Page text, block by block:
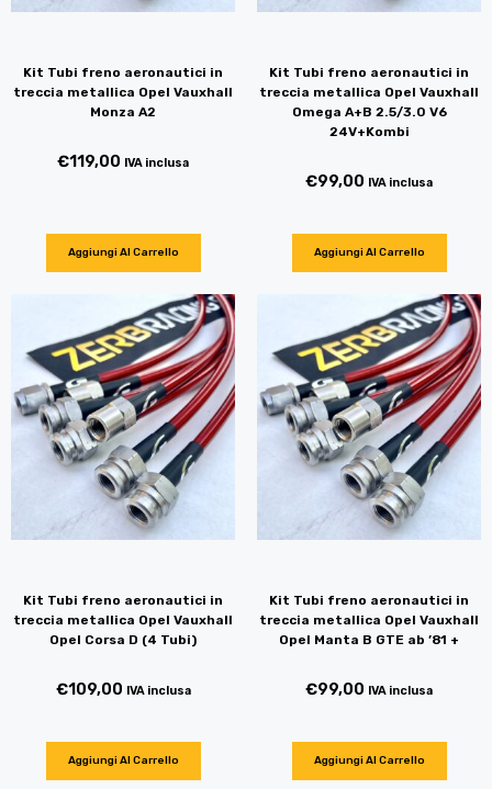
Kit Tubi freno aeronautici in
treccia metallica Opel Vauxhall
Monza A2
€119,00 IVA inclusa
Aggiungi Al Carrello
Kit Tubi freno aeronautici in
treccia metallica Opel Vauxhall
Omega A+B 2.5/3.0 V6
24V+Kombi
€99,00 IVA inclusa
Aggiungi Al Carrello
Kit Tubi freno aeronautici in
treccia metallica Opel Vauxhall
Opel Corsa D (4 Tubi)
€109,00 IVA inclusa
Aggiungi Al Carrello
Kit Tubi freno aeronautici in
treccia metallica Opel Vauxhall
Opel Manta B GTE ab ’81 +
€99,00 IVA inclusa
Aggiungi Al Carrello